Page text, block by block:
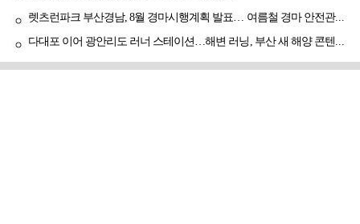
렛츠런파크 부산경남, 8월 경마시행계획 발표… 여름철 경마 안전관리 강화
다대포 이어 광안리도 러너 스테이션…해변 러닝, 부산 새 해양 콘텐츠로